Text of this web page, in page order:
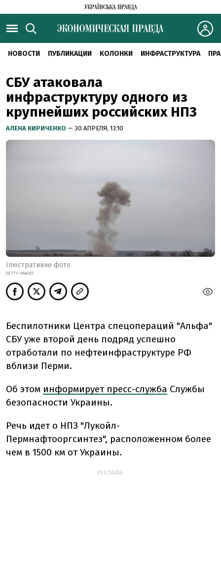
НОВОСТИ ПУБЛИКАЦИИ КОЛОНКИ ИНФРАСТРУКТУРА
СБУ атаковала
инфраструктуру одного из
крупнейших российских НПЗ
АЛЕНА КИРИЧЕНКО — 30 АПРЕЛЯ, 13:10
Ілюстративне фото
GETTY IMAGES
Беспилотники Центра спецопераций "Альфа"
СБУ уже второй день подряд успешно
отработали по нефтеинфраструктуре РФ
вблизи Перми.
Об этом информирует пресс-служба Службы
безопасности Украины.
Речь идет о НПЗ "Лукойл-
Пермнафтооргсинтез", расположенном более
чем в 1500 км от Украины.
РЕКЛАМА: